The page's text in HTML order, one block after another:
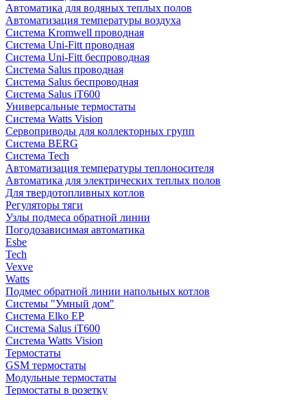
Автоматика для водяных теплых полов
Автоматизация температуры воздуха
Система Kromwell проводная
Система Uni-Fitt проводная
Система Uni-Fitt беспроводная
Система Salus проводная
Система Salus беспроводная
Система Salus iT600
Универсальные термостаты
Система Watts Vision
Сервоприводы для коллекторных групп
Система BERG
Система Tech
Автоматизация температуры теплоносителя
Автоматика для электрических теплых полов
Для твердотопливных котлов
Регуляторы тяги
Узлы подмеса обратной линии
Погодозависимая автоматика
Esbe
Tech
Vexve
Watts
Подмес обратной линии напольных котлов
Системы "Умный дом"
Система Elko EP
Система Salus iT600
Система Watts Vision
Термостаты
GSM термостаты
Модульные термостаты
Термостаты в розетку